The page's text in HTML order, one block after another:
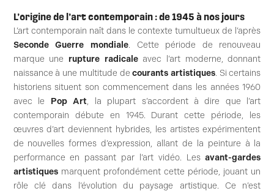
L’origine de l’art contemporain : de 1945 à nos jours
L’art contemporain naît dans le contexte tumultueux de l’après
Seconde Guerre mondiale. Cette période de renouveau
marque une rupture radicaleavec l’art moderne, donnant
naissance à une multitude decourants artistiques. Si certains
historiens situent son commencement dans les années 1960
avec le Pop Art, la plupart s’accordent à dire que l’art
contemporain débute en 1945. Durant cette période, les
œuvres d’art deviennent hybrides, les artistes expérimentent
de nouvelles formes d’expression, allant de la peinture à la
performance en passant par l’art vidéo. Lesavant-gardes
artistiquesmarquent profondément cette période, jouant un
rôle clé dans l’évolution du paysage artistique. Ce n’est